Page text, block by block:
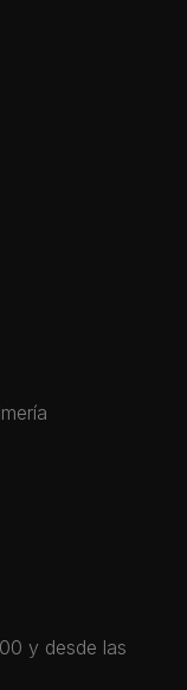
y desde las